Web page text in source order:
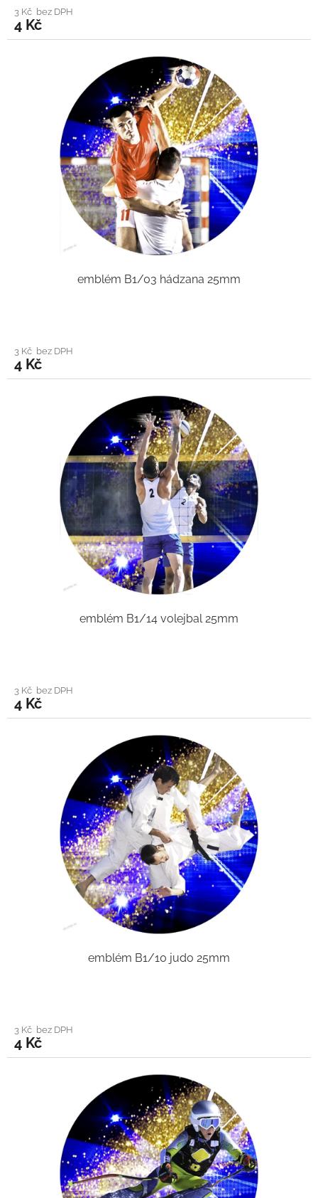
3 Kč bez DPH
4 Kč
emblém B1/03 hádzana 25mm
3 Kč bez DPH
4 Kč
emblém B1/14 volejbal 25mm
3 Kč bez DPH
4 Kč
emblém B1/10 judo 25mm
3 Kč bez DPH
4 Kč